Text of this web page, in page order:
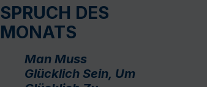
SPRUCH DES
MONATS
Man Muss
Glücklich Sein, Um